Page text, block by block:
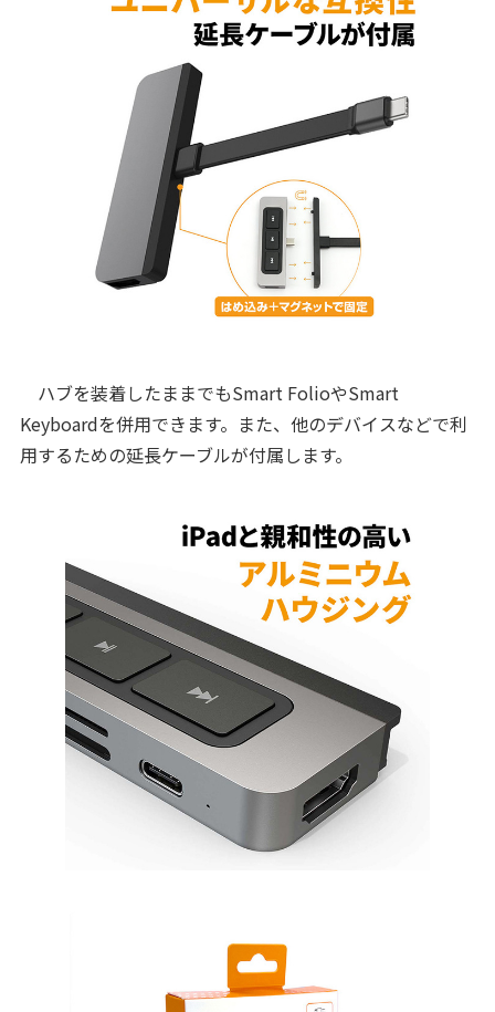
ハブを装着したままでもSmart FolioやSmart
Keyboardを併用できます。また、他のデバイスなどで利
用するための延長ケーブルが付属します。